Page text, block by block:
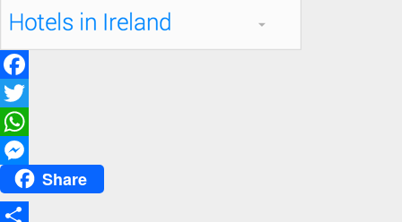
F
a
c
b
T
w
t
W
a
e
Share